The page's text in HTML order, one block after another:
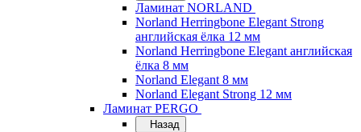
Ламинат NORLAND
Norland Herringbone Elegant Strong
английская ёлка 12 мм
Norland Herringbone Elegant английская
ёлка 8 мм
Norland Elegant 8 мм
Norland Elegant Strong 12 мм
Ламинат PERGO
Назад